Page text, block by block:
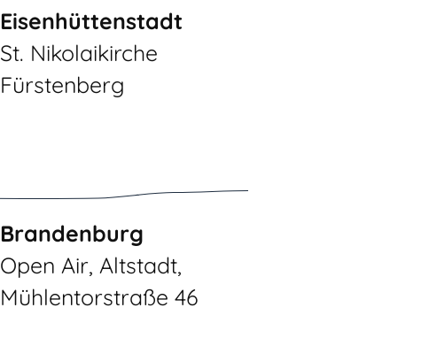
Eisenhüttenstadt
St. Nikolaikirche
Fürstenberg
Brandenburg
Open Air, Altstadt,
Mühlentorstraße 46